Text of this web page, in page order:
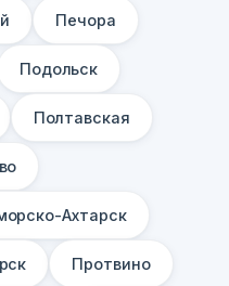
Печора
Подольск
Полтавская
Ахтарск
Протвино